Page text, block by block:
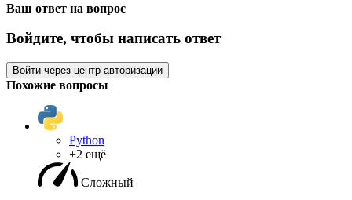
Ваш ответ на вопрос
Войдите, чтобы написать ответ
Войти через центр авторизации
Похожие вопросы
Python
+2 ещё
Сложный